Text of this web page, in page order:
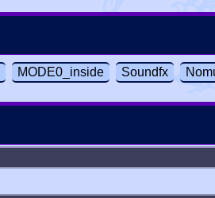
MODE0_inside Soundfx